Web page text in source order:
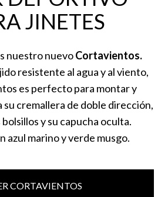
JINETES
nuestro nuevoCortavientos.
resistente al agua y al viento,
es perfecto para montar y
su cremallera de doble dirección,
y su capucha oculta.
azul marino y verde musgo.
CORTAVIENTOS